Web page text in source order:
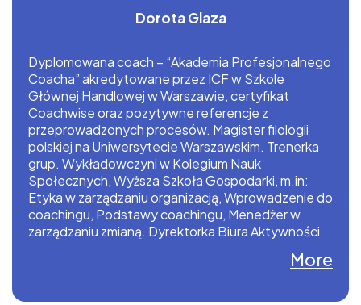
Dorota Glaza
Dyplomowana coach – “Akademia Profesjonalnego
Coacha” akredytowane przez ICF w Szkole
Głównej Handlowej w Warszawie, certyfikat
Coachwise oraz pozytywne referencje z
przeprowadzonych procesów. Magister filologii
polskiej na Uniwersytecie Warszawskim. Trenerka
grup. Wykładowczyni w Kolegium Nauk
Społecznych, Wyższa Szkoła Gospodarki, m.in:
Etyka w zarządzaniu organizacją, Wprowadzenie do
coachingu, Podstawy coachingu, Menedżer w
zarządzaniu zmianą. Dyrektorka Biura Aktywności
Bydgoskiego Centrum Organizacji Pozarządowych
More